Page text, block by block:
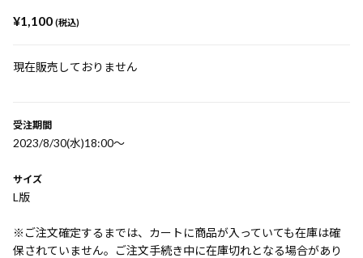
¥1,100 (税込)
現在販売しておりません
受注期間
2023/8/30(水)18:00〜
サイズ
L版
※ご注文確定するまでは、カートに商品が入っていても在庫は確
保されていません。ご注文手続き中に在庫切れとなる場合があり